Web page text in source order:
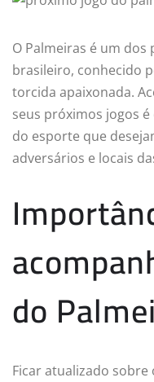
O Palmeiras é um
brasileiro, conhecido
torcida apaixonada.
seus próximos jogos
do esporte que
adversários e locais
do
Ficar atualizado